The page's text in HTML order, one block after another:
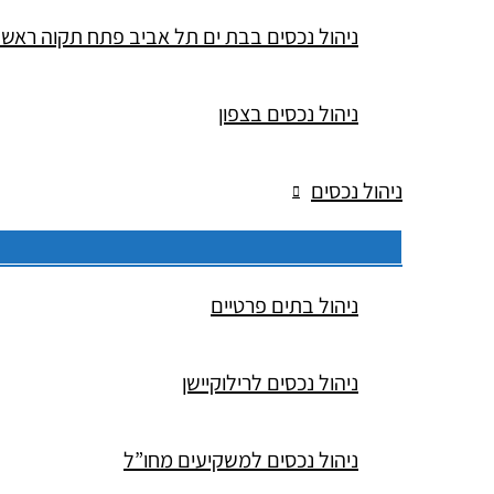
ניהול נכסים בבת ים תל אביב פתח תקוה ראש
ניהול נכסים בצפון
ניהול נכסים
ניהול בתים פרטיים
ניהול נכסים לרילוקיישן
ניהול נכסים למשקיעים מחו”ל